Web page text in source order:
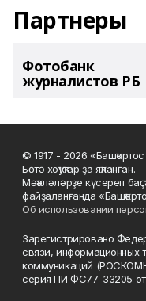
Партнеры
Фотобанк
журналистов РБ
© 1917 - 2026
Бөтә хоҡуҡтар ҙа яҡланған.
Мәҡәләләрҙе күсереп
файҙаланғанда
Об использовании
Зарегистрировано
связи, информационных
коммуникаций
серия ПИ ФС77-33205 от